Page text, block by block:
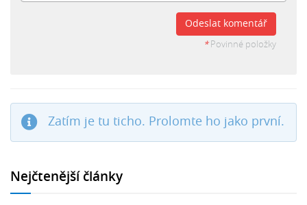
Odeslat komentář
*Povinné položky
Zatím je tu ticho. Prolomte ho jako první.
Nejčtenější články